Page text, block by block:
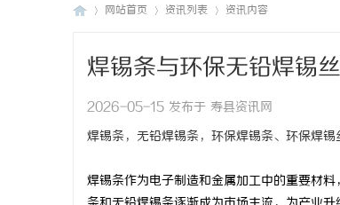
网站首页 资讯列表 资讯内容
焊锡条与环保无铅焊锡
2026-05-15 发布于 寿县资讯网
焊锡条，无铅焊锡条，环保焊锡条、环保焊
焊锡条作为电子制造和金属加工中的重要材